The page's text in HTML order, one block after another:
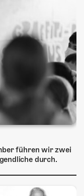
führen wir zwei
durch.